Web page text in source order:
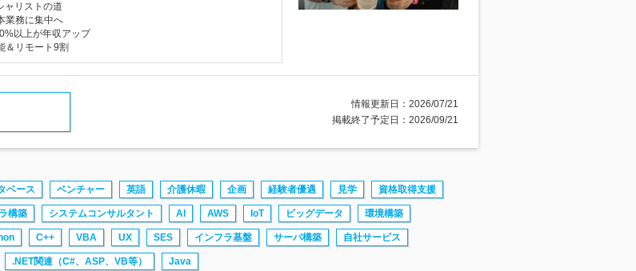
ャリストの道
業務に集中へ
以上が年収アップ
＆リモート9割
情報更新日：2026/07/21
掲載終了予定日：2026/09/21
ベース ベンチャー 英語 介護休暇 企画 経験者優遇 見学 資格取得支援
構築 システムコンサルタント AI AWS IoT ビッグデータ 環境構築
C++ VBA UX SES インフラ基盤 サーバ構築 自社サービス
.NET関連（C#、ASP、VB等） Java